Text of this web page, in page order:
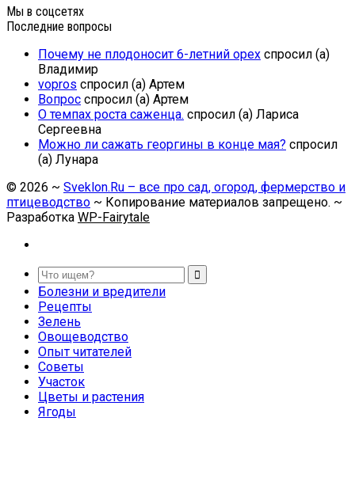
Мы в соцсетях
Последние вопросы
Почему не плодоносит 6-летний орех спросил (а)
Владимир
vopros спросил (а) Артем
Вопрос спросил (а) Артем
О темпах роста саженца. спросил (а) Лариса
Сергеевна
Можно ли сажать георгины в конце мая? спросил
(а) Лунара
© 2026 ~ Sveklon.Ru – все про сад, огород, фермерство и
птицеводство ~ Копирование материалов запрещено. ~
Разработка WP-Fairytale
Болезни и вредители
Рецепты
Зелень
Овощеводство
Опыт читателей
Советы
Участок
Цветы и растения
Ягоды